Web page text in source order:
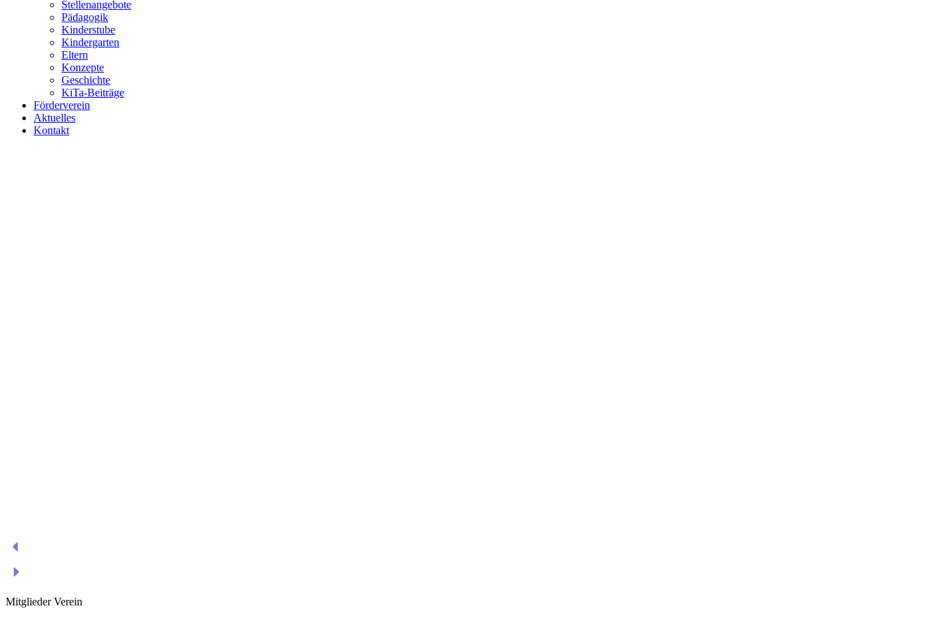
Stellenangebote
Pädagogik
Kinderstube
Kindergarten
Eltern
Konzepte
Geschichte
KiTa-Beiträge
Förderverein
Aktuelles
Kontakt
Mitglieder Verein